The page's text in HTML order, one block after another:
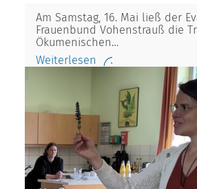
Am Samstag, 16. Mai ließ der
Frauenbund Vohenstrauß die
Ökumenischen…
Weiterlesen